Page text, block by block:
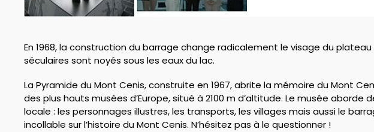
En 1968, la construction du barrage change radicalement le visage du
séculaires sont noyés sous les eaux du lac.
La Pyramide du Mont Cenis, construite en 1967, abrite la mémoire du Mont
des plus hauts musées d’Europe, situé à 2100 m d’altitude. Le musée
locale : les personnages illustres, les transports, les villages mais aussi le
incollable sur l’histoire du Mont Cenis. N’hésitez pas à le questionner !